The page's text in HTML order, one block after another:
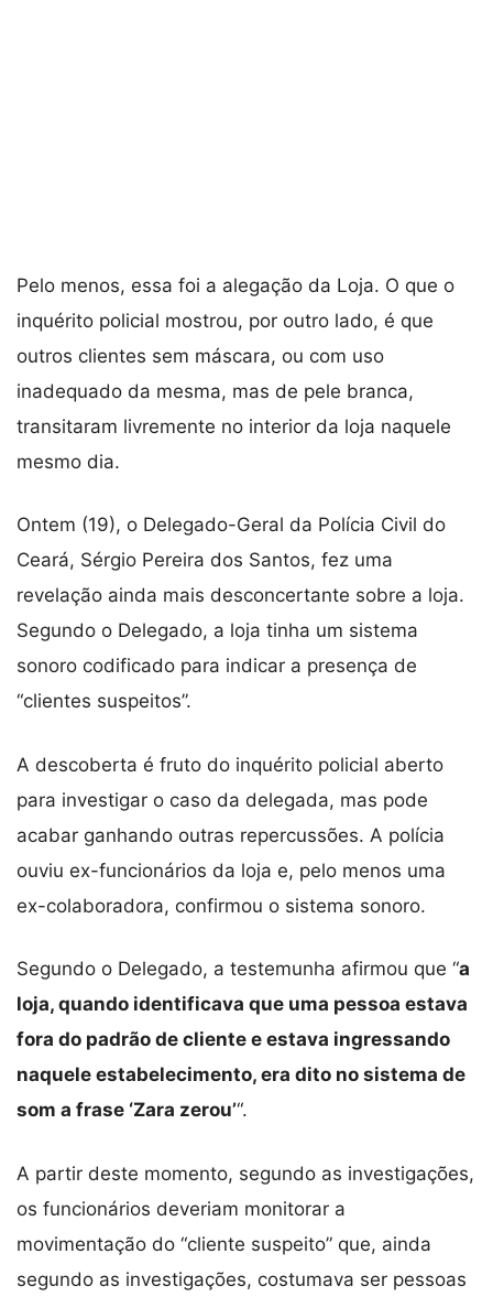
Pelo menos, essa foi a alegação da Loja. O que o
inquérito policial mostrou, por outro lado, é que
outros clientes sem máscara, ou com uso
inadequado da mesma, mas de pele branca,
transitaram livremente no interior da loja naquele
mesmo dia.
Ontem (19), o Delegado-Geral da Polícia Civil do
Ceará, Sérgio Pereira dos Santos, fez uma
revelação ainda mais desconcertante sobre a loja.
Segundo o Delegado, a loja tinha um sistema
sonoro codificado para indicar a presença de
“clientes suspeitos”.
A descoberta é fruto do inquérito policial aberto
para investigar o caso da delegada, mas pode
acabar ganhando outras repercussões. A polícia
ouviu ex-funcionários da loja e, pelo menos uma
ex-colaboradora, confirmou o sistema sonoro.
Segundo o Delegado, a testemunha afirmou que “a
loja, quando identificava que uma pessoa estava
fora do padrão de cliente e estava ingressando
naquele estabelecimento, era dito no sistema de
som a frase ‘Zara zerou’“.
A partir deste momento, segundo as investigações,
os funcionários deveriam monitorar a
movimentação do “cliente suspeito” que, ainda
segundo as investigações, costumava ser pessoas